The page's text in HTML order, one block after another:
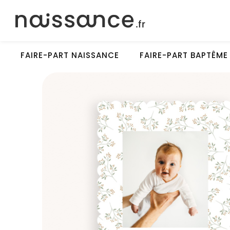
FAIRE-PART NAISSANCE FAIRE-PART BAPTÊME